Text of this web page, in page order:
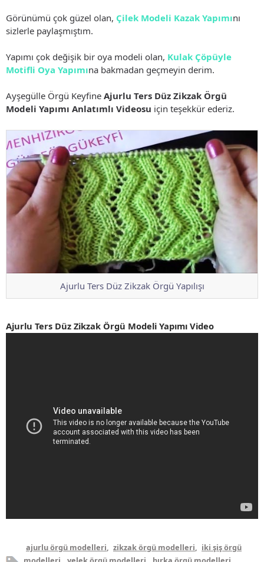
Görünümü çok güzel olan, Çilek Modeli Kazak Yapımını
sizlerle paylaşmıştım.
Yapımı çok değişik bir oya modeli olan, Kulak Çöpüyle
Motifli Oya Yapımına bakmadan geçmeyin derim.
Ayşegülle Örgü Keyfine Ajurlu Ters Düz Zikzak Örgü
Modeli Yapımı Anlatımlı Videosu için teşekkür ederiz.
Ajurlu Ters Düz Zikzak Örgü Yapılışı
Ajurlu Ters Düz Zikzak Örgü Modeli Yapımı Video
ajurlu örgü modelleri, zikzak örgü modelleri, iki şiş örgü